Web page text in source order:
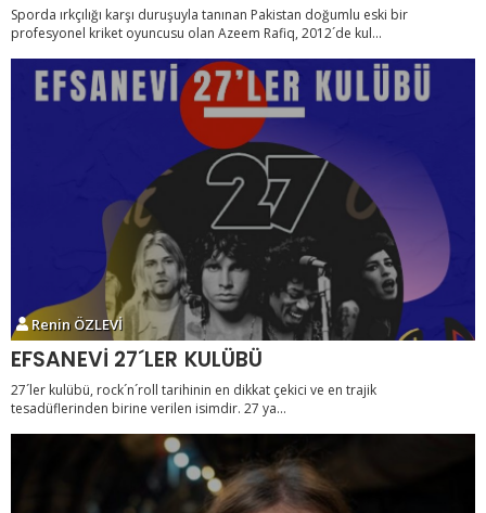
Sporda ırkçılığı karşı duruşuyla tanınan Pakistan doğumlu eski bir
profesyonel kriket oyuncusu olan Azeem Rafiq, 2012´de kul...
Renin ÖZLEVİ
EFSANEVİ 27´LER KULÜBÜ
27´ler kulübü, rock´n´roll tarihinin en dikkat çekici ve en trajik
tesadüflerinden birine verilen isimdir. 27 ya...